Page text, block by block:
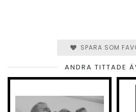
SPARA SOM
ANDRA TITTADE